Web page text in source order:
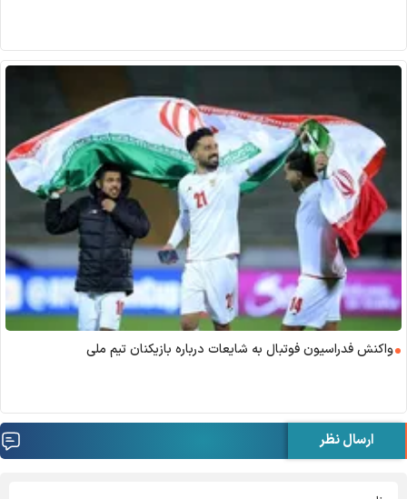
واکنش فدراسیون فوتبال به شایعات درباره بازیکنان تیم ملی
ارسال نظر